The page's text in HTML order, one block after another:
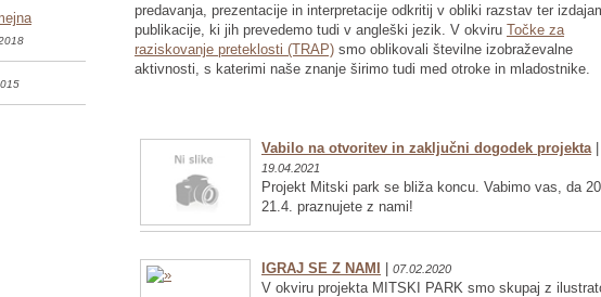
predavanja, prezentacije in interpretacije odkritij v obliki razstav ter
publikacije, ki jih prevedemo tudi v angleški jezik. V okviru Točke za
raziskovanje preteklosti (TRAP) smo oblikovali številne izobraževalne
aktivnosti, s katerimi naše znanje širimo tudi med otroke in mladostnike.
Vabilo na otvoritev in zaključni dogodek projekta|
19.04.2021
Projekt Mitski park se bliža koncu. Vabimo vas, da
21.4. praznujete z nami!
IGRAJ SE Z NAMI 07.02.2020
V okviru projekta MITSKI PARK smo skupaj z